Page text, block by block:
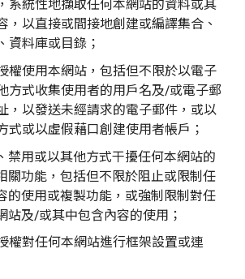
系統性地擷取任何本網站的資料或其
，以直接或間接地創建或編譯集合、
資料庫或目錄；
權使用本網站，包括但不限於以電子
方式收集使用者的用戶名及/或電子郵
，以發送未經請求的電子郵件，或以
式或以虛假藉口創建使用者帳戶；
禁用或以其他方式干擾任何本網站的
關功能，包括但不限於阻止或限制任
的使用或複製功能，或強制限制對任
站及/或其中包含內容的使用；
權對任何本網站進行框架設置或連